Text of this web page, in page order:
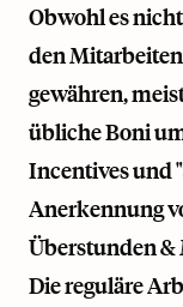
Obwohl es
den
gewähren,
übliche Boni
Incentives und
Anerkennung
Überstunden
Die reguläre